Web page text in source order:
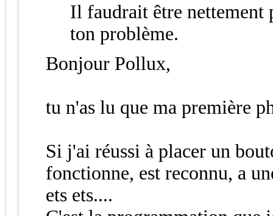
Il faudrait être nettement
ton problème.
Bonjour Pollux,
tu n'as lu que ma première
Si j'ai réussi à placer un
fonctionne, est reconnu, a
ets ets....